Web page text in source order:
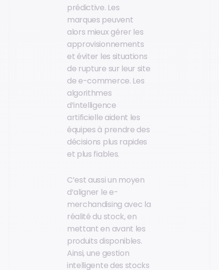
prédictive. Les
marques peuvent
alors mieux gérer les
approvisionnements
et éviter les situations
de rupture sur leur site
de e-commerce. Les
algorithmes
d’intelligence
artificielle aident les
équipes à prendre des
décisions plus rapides
et plus fiables.
C’est aussi un moyen
d’aligner le e-
merchandising avec la
réalité du stock, en
mettant en avant les
produits disponibles.
Ainsi, une gestion
intelligente des stocks